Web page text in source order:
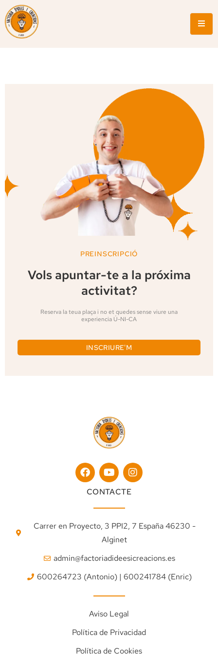
PREINSCRIPCIÓ
Vols apuntar-te a la próxima
activitat?
Reserva la teua plaça i no et quedes sense viure una
experiencia Ú-NI-CA
INSCRIURE'M
CONTACTE
Carrer en Proyecto, 3 PPI2, 7 España 46230 -
Alginet
admin@factoriadideesicreacions.es
600264723 (Antonio) | 600241784 (Enric)
Aviso Legal
Política de Privacidad
Política de Cookies